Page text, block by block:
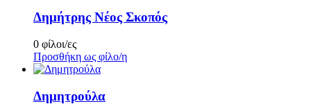
Δημήτρης Νέος Σκοπός
0 φίλοι/ες
Προσθήκη ως φίλο/η
Δημητρούλα